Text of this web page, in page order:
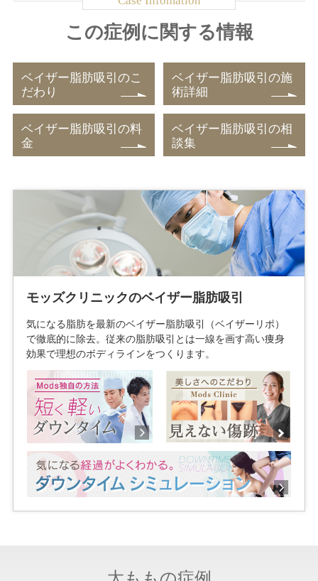
この症例に関する情報
ベイザー脂肪吸引のこ
だわり
ベイザー脂肪吸引の施
術詳細
ベイザー脂肪吸引の料
金
ベイザー脂肪吸引の相
談集
モッズクリニックのベイザー脂肪吸引
気になる脂肪を最新のベイザー脂肪吸引（ベイザーリポ）
で徹底的に除去。従来の脂肪吸引とは一線を画す高い痩身
効果で理想のボディラインをつくります。